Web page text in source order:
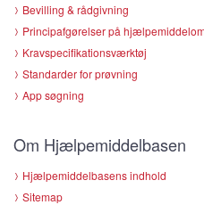
Bevilling & rådgivning
Principafgørelser på
Kravspecifikationsværktøj
Standarder for prøvning
App søgning
Om Hjælpemiddelbasen
Hjælpemiddelbasens indhold
Sitemap